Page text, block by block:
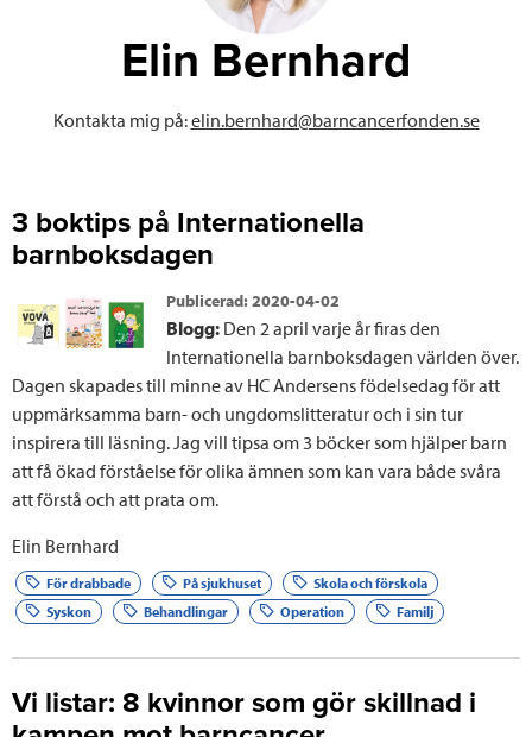
n
Blogginlägg
från
Elin Bernhard
Kontakta mig på:elin.bernhard@barncancerfonden.se
3 boktips på Internationella
barnboksdagen
Publicerad:2020-04-02
Blogg: Den 2 april varje år firas den
Internationella barnboksdagen världen över.
Dagen skapades till minne av HC Andersens födelsedag för att
uppmärksamma barn- och ungdomslitteratur och i sin tur
inspirera till läsning. Jag vill tipsa om 3 böcker som hjälper barn
att få ökad förståelse för olika ämnen som kan vara både svåra
att förstå och att prata om.
Elin Bernhard
För drabbade På sjukhuset
Skola och förskola
Syskon
Behandlingar Operation Familj
Vi listar: 8 kvinnor som gör skillnad i